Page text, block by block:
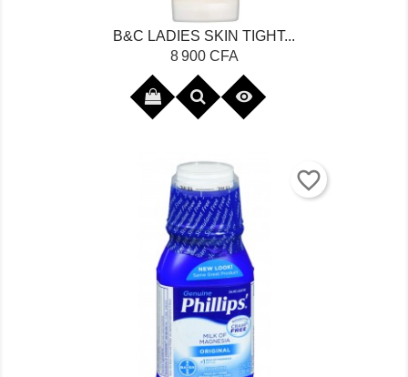
B&C LADIES SKIN TIGHT...
Prix
8 900 CFA

favorite_border